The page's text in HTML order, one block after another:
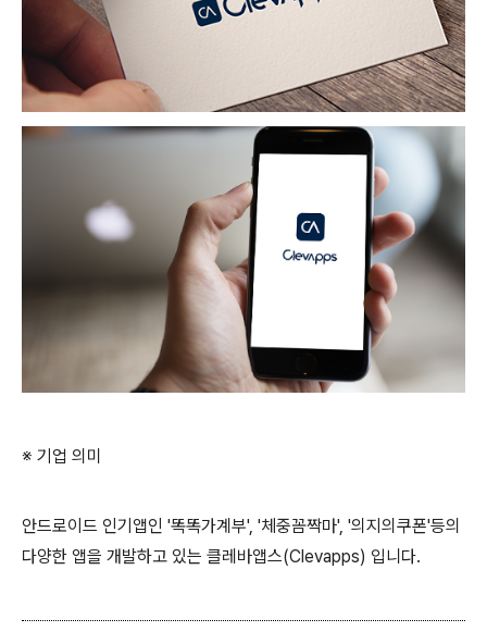
※ 기업 의미
안드로이드 인기앱인 '똑똑가계부', '체중꼼짝마', '의지의쿠폰'등의
다양한 앱을 개발하고 있는 클레바앱스(Clevapps) 입니다.